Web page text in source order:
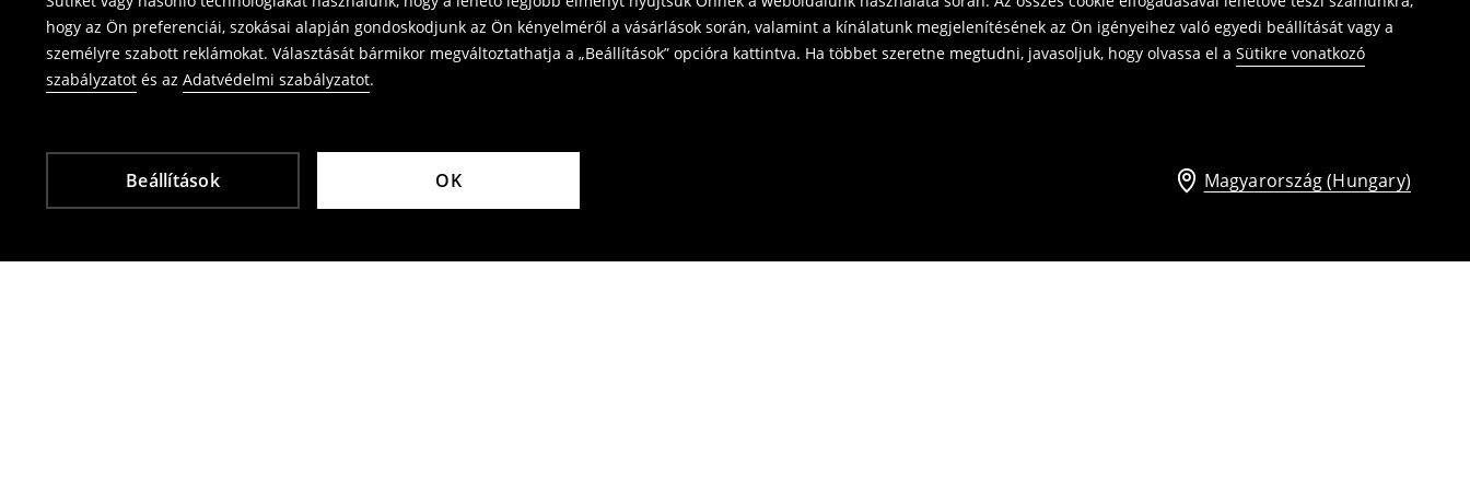
hogy az Ön preferenciái, szokásai alapján gondoskodjunk az Ön kényelméről a vásárlások során, valamint a kínálatunk megjelenítésének az Ön igényeihez való egyedi beállítását vagy a
személyre szabott reklámokat. Választását bármikor megváltoztathatja a „Beállítások” opcióra kattintva. Ha többet szeretne megtudni, javasoljuk, hogy olvassa el a Sütikre vonatkozó
szabályzatot és az Adatvédelmi szabályzatot.
Beállítások OK Magyarország (Hungary)
Termék visszavétel